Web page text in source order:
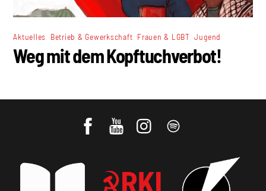
Aktuelles Betrieb & Gewerkschaft Frauen & LGBT ,Jugend
Weg mit dem Kopftuchverbot!